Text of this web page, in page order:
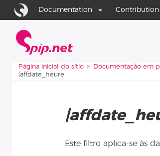
Aller au contenu
Aller à la navigation
Documentation Contribution
Vous êtes ici :
Página inicial do sítio Documentação em
|affdate_heure
Este filtro aplica-se às